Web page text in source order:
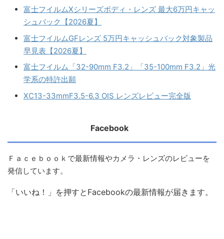
富士フイルムXシリーズボディ・レンズ 最大6万円キャッ
シュバック【2026夏】
富士フイルムGFレンズ 5万円キャッシュバック対象製品
早見表【2026夏】
富士フイルム「32-90mm F3.2」「35-100mm F3.2」光
学系の特許出願
XC13-33mmF3.5-6.3 OIS レンズレビュー完全版
Facebook
Ｆａｃｅｂｏｏｋで最新情報やカメラ・レンズのレビューを
発信しています。
「いいね！」を押すとFacebookの最新情報が届きます。